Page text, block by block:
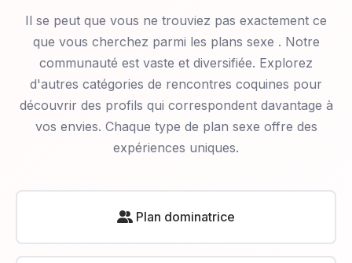
Il se peut que vous ne trouviez pas exactement ce
que vous cherchez parmi les plans sexe . Notre
communauté est vaste et diversifiée. Explorez
d'autres catégories de rencontres coquines pour
découvrir des profils qui correspondent davantage à
vos envies. Chaque type de plan sexe offre des
expériences uniques.
Plan dominatrice